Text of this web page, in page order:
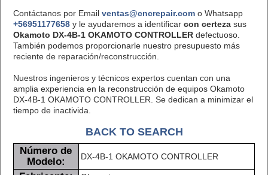
Contáctanos por Email ventas@cncrepair.como Whatsapp
+56951177658y le ayudaremos a identificar con certezasus
Okamoto DX-4B-1 OKAMOTO CONTROLLERdefectuoso.
También podemos proporcionarle nuestro presupuesto más
reciente de reparación/reconstrucción.
Nuestros ingenieros y técnicos expertos cuentan con una
amplia experiencia en la reconstrucción de equipos Okamoto
DX-4B-1 OKAMOTO CONTROLLER. Se dedican a minimizar el
tiempo de inactivida.
BACK TO SEARCH
Número de
Modelo:
DX-4B-1 OKAMOTO CONTROLLER